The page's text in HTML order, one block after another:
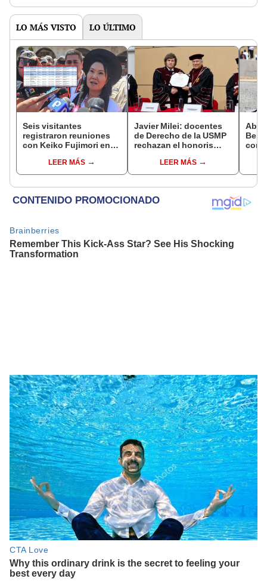
LO MÁS VISTO LO ÚLTIMO
Seis visitantes
registraron reuniones
con Keiko Fujimori en
presidenta se
encontraba en Junín
LEER MÁS
Javier Milei: docentes
de Derecho de la USMP
rechazan el honoris
presidente de Argentina
LEER MÁS